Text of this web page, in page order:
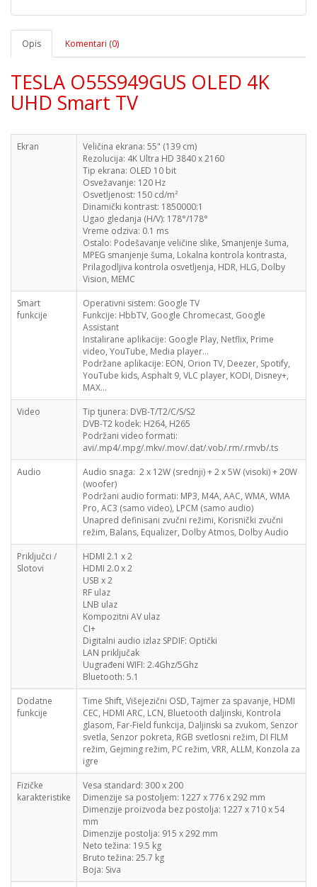
Opis Komentari (0)
TESLA O55S949GUS OLED 4K
UHD Smart TV
Ekran
Veličina ekrana: 55" (139 cm)
Rezolucija: 4K Ultra HD 3840 x 2160
Tip ekrana: OLED 10 bit
Osvežavanje: 120 Hz
Osvetljenost: 150 cd/m²
Dinamički kontrast: 1850000:1
Ugao gledanja (H/V): 178°/178°
Vreme odziva: 0.1 ms
Ostalo: Podešavanje veličine slike, Smanjenje šuma,
MPEG smanjenje šuma, Lokalna kontrola kontrasta,
Prilagodljiva kontrola osvetljenja, HDR, HLG, Dolby
Vision, MEMC
Smart
funkcije
Operativni sistem: Google TV
Funkcije: HbbTV, Google Chromecast, Google
Assistant
Instalirane aplikacije: Google Play, Netflix, Prime
video, YouTube, Media player…
Podržane aplikacije: EON, Orion TV, Deezer, Spotify,
YouTube kids, Asphalt 9, VLC player, KODI, Disney+,
MAX…
Video
Tip tjunera: DVB-T/T2/C/S/S2
DVB-T2 kodek: H264, H265
Podržani video formati:
avi/.mp4/.mpg/.mkv/.mov/.dat/.vob/.rm/.rmvb/.ts
Audio
Audio snaga: 2 x 12W (srednji) + 2 x 5W (visoki) + 20W
(woofer)
Podržani audio formati: MP3, M4A, AAC, WMA, WMA
Pro, AC3 (samo video), LPCM (samo audio)
Unapred definisani zvučni režimi, Korisnički zvučni
režim, Balans, Equalizer, Dolby Atmos, Dolby Audio
Priključci /
Slotovi
HDMI 2.1 x 2
HDMI 2.0 x 2
USB x 2
RF ulaz
LNB ulaz
Kompozitni AV ulaz
CI+
Digitalni audio izlaz SPDIF: Optički
LAN priključak
Uugrađeni WIFI: 2.4Ghz/5Ghz
Bluetooth: 5.1
Dodatne
funkcije
Time Shift, Višejezični OSD, Tajmer za spavanje, HDMI
CEC, HDMI ARC, LCN, Bluetooth daljinski, Kontrola
glasom, Far-Field funkcija, Daljinski sa zvukom, Senzor
svetla, Senzor pokreta, RGB svetlosni režim, DI FILM
režim, Gejming režim, PC režim, VRR, ALLM, Konzola za
igre
Fizičke
karakteristike
Vesa standard: 300 x 200
Dimenzije sa postoljem: 1227 x 776 x 292 mm
Dimenzije proizvoda bez postolja: 1227 x 710 x 54
mm
Dimenzije postolja: 915 x 292 mm
Neto težina: 19.5 kg
Bruto težina: 25.7 kg
Boja: Siva